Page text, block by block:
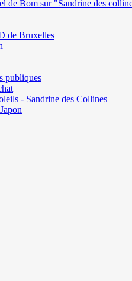
de Bom sur "Sandrine des
de Bruxelles
publiques
- Sandrine des Collines